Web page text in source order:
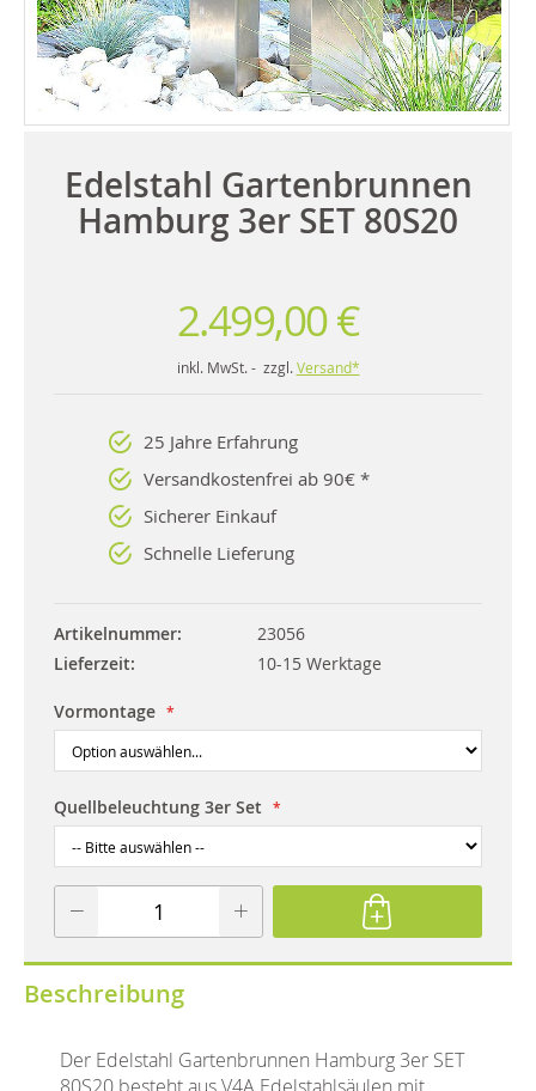
Edelstahl Gartenbrunnen
Hamburg 3er SET 80S20
2.499,00 €
inkl. MwSt. - zzgl. Versand*
25 Jahre Erfahrung
Versandkostenfrei ab 90€ *
Sicherer Einkauf
Schnelle Lieferung
Artikelnummer
23056
Lieferzeit
10-15 Werktage
Vormontage
Quellbeleuchtung 3er Set
Beschreibung
Der Edelstahl Gartenbrunnen Hamburg 3er SET